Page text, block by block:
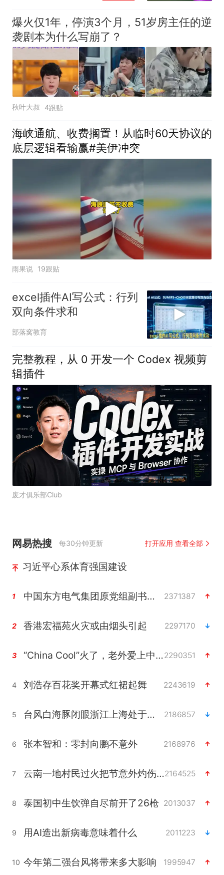
爆火仅1年，停演3个月，51岁房主任的逆
袭剧本为什么写崩了？
秋叶大叔 4跟贴
海峡通航、收费搁置！从临时60天协议的
底层逻辑看输赢#美伊冲突
雨果说 19跟贴
excel插件AI写公式：行列
双向条件求和
部落窝教育
完整教程，从 0 开发一个 Codex 视频剪
辑插件
废才俱乐部Club
网易热搜 每30分钟更新 打开应用 查看全部
习近平心系体育强国建设
1 中国东方电气集团原党组副书记、董事宋致远被查 2371387
2 香港宏福苑火灾或由烟头引起 2297170
3 “China Cool”火了，老外爱上中国避暑游2290351
4 刘浩存百花奖开幕式红裙起舞 2243619
5 台风白海豚闭眼浙江上海处于危险半圆 2186857
6 张本智和：零封向鹏不意外 2168976
7 云南一地村民过火把节意外灼伤16人2164525
8 泰国初中生饮弹自尽前开了26枪 2013037
9 用AI造出新病毒意味着什么 2011223
10 今年第二强台风将带来多大影响 1995947